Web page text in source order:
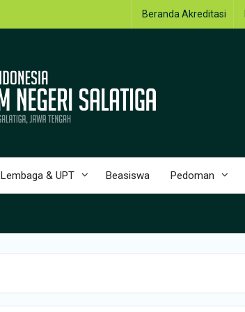
Beranda Akreditasi
Lembaga & UPT Beasiswa Pedoman